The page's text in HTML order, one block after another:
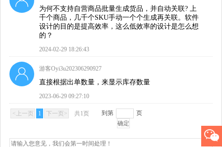
为何不支持自营商品批量生成货品，并自动关联? 上
千个商品，几千个SKU手动一个个生成再关联。软件
设计的目的是提高效率，这么低效率的设计是怎么想
的？
2024-02-29 18:26:43
游客Oyi3u202306290927
直接根据出单数量，来显示库存数量
2023-06-29 09:27:10
<上一页 1 下一页> 共1页 到第
页
确定